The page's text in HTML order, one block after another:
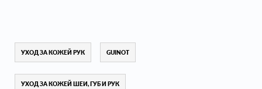
УХОД ЗА КОЖЕЙ РУК GUINOT
УХОД ЗА КОЖЕЙ ШЕИ, ГУБ И РУК